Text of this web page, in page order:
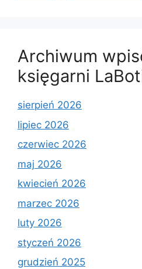
Archiwum
księgarni
sierpień 2026
lipiec 2026
czerwiec 2026
maj 2026
kwiecień 2026
marzec 2026
luty 2026
styczeń 2026
grudzień 2025